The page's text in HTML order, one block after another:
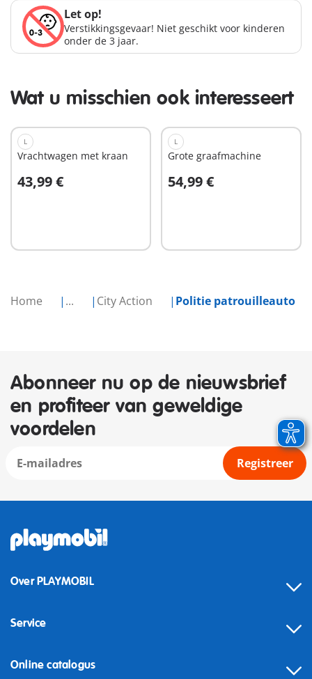
Home ... City Action Politie patrouilleauto
Let op!
Verstikkingsgevaar! Niet geschikt voor kinderen
onder de 3 jaar.
Wat u misschien ook interesseert
L
Vrachtwagen met kraan
43,99 €
In winkelwagen
L
Grote graafmachine
54,99 €
In winkelwagen
Abonneer nu op de nieuwsbrief
en profiteer van geweldige
voordelen
Registreer
Over PLAYMOBIL
Service
Online catalogus